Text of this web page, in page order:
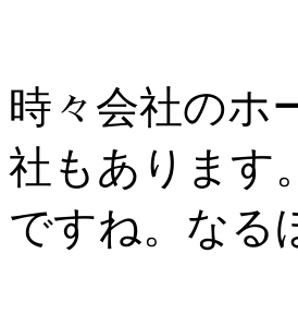
時々会社のホ
社もあります
ですね。なる